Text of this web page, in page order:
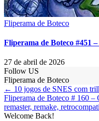
Fliperama de Boteco
Fliperama de Boteco #451
27 de abril de 2026
Follow US
Fliperama de Boteco
← 10 jogos de SNES com
Fliperama de Boteco # 160 –
remaster, remake,
Welcome Back!